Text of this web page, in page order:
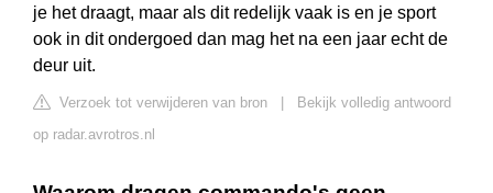
je het draagt, maar als dit redelijk vaak is en je sport
ook in dit ondergoed dan mag het na een jaar echt de
deur uit.
Verzoek tot verwijderen van bron
Bekijk volledig antwoord
op radar.avrotros.nl